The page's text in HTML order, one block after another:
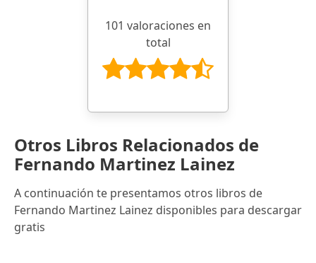
101 valoraciones en
total
Otros Libros Relacionados de
Fernando Martinez Lainez
A continuación te presentamos otros libros de
Fernando Martinez Lainez disponibles para descargar
gratis